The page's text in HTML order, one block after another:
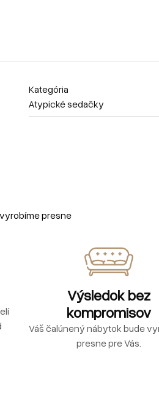
Kategória
Atypické sedačky
presne
Výsledok bez
kompromisov
Váš čalúnený nábytok bude
presne pre Vás.